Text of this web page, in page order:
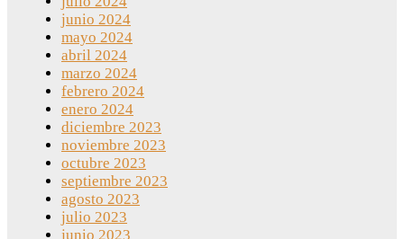
junio 2024
mayo 2024
abril 2024
marzo 2024
febrero 2024
enero 2024
diciembre 2023
noviembre 2023
octubre 2023
septiembre 2023
agosto 2023
julio 2023
junio 2023